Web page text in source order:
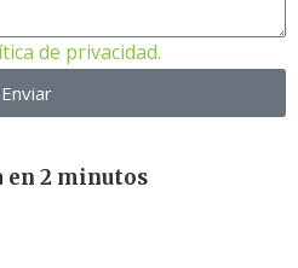
de privacidad.
Enviar
en 2 minutos